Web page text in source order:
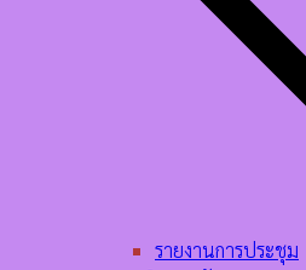
รายงานการประชุม